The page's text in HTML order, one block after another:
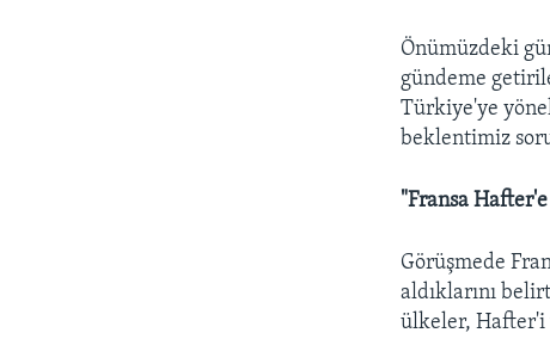
Önümüzdeki
gündeme
Türkiye'ye
beklentimiz
"Fransa
Görüşmede
aldıklarını
ülkeler, Hafter'i